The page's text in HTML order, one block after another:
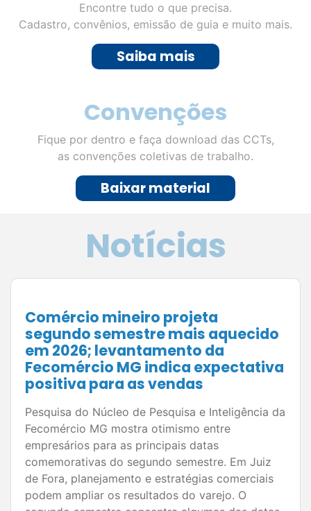
Encontre tudo o que precisa.
Cadastro, convênios, emissão de guia e muito mais.
Saiba mais
Convenções
Fique por dentro e faça download das CCTs,
as convenções coletivas de trabalho.
Baixar material
Notícias
Comércio mineiro projeta
segundo semestre mais aquecido
em 2026; levantamento da
Fecomércio MG indica expectativa
positiva para as vendas
Pesquisa do Núcleo de Pesquisa e Inteligência da
Fecomércio MG mostra otimismo entre
empresários para as principais datas
comemorativas do segundo semestre. Em Juiz
de Fora, planejamento e estratégias comerciais
podem ampliar os resultados do varejo. O